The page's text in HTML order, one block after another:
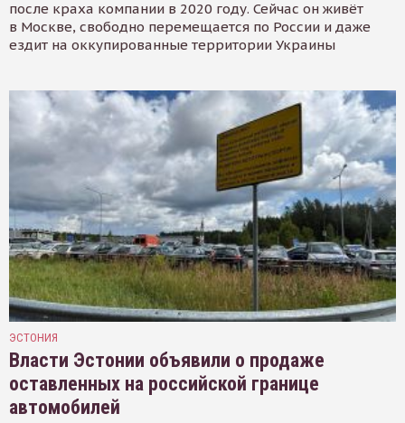
после краха компании в 2020 году. Сейчас он живёт
в Москве, свободно перемещается по России и даже
ездит на оккупированные территории Украины
ЭСТОНИЯ
Власти Эстонии объявили о продаже
оставленных на российской границе
автомобилей